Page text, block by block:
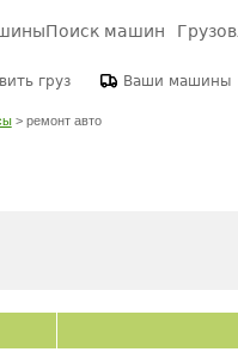
Поиск машин
груз Ваши машины
> ремонт авто